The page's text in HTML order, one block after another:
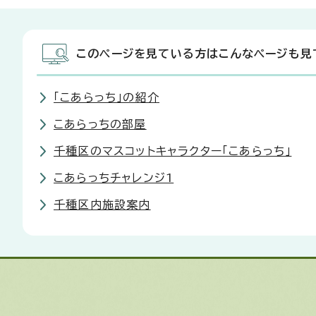
このページを見ている方はこんなページも見
「こあらっち」の紹介
こあらっちの部屋
千種区のマスコットキャラクター「こあらっち」
こあらっちチャレンジ1
千種区内施設案内